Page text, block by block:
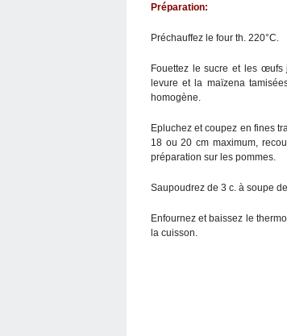
Préparation:
Préchauffez le four th. 220°C.
Fouettez le sucre et les œufs
levure et la maïzena
homogène.
Epluchez et coupez en fines
18 ou 20 cm maximum,
préparation sur les pommes.
Saupoudrez de 3 c. à soupe
Enfournez et baissez le
la cuisson.